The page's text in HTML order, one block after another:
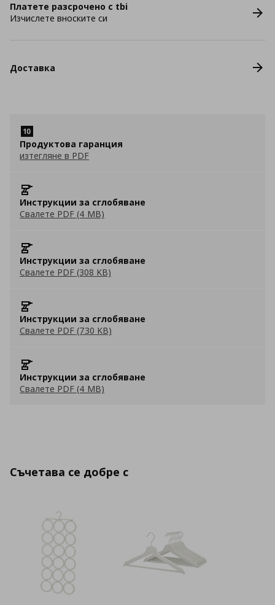
Платете разсрочено с tbi
Изчислете вноските си
Доставка
Продуктова гаранция
изтегляне в PDF
Инструкции за сглобяване
Свалете PDF (4 MB)
Инструкции за сглобяване
Свалете PDF (308 KB)
Инструкции за сглобяване
Свалете PDF (730 KB)
Инструкции за сглобяване
Свалете PDF (4 MB)
Съчетава се добре с